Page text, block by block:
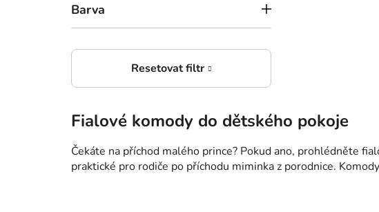
Barva
Fialové komody do dětského pokoje
Čekáte na příchod malého prince? Pokud ano, prohlédněte
praktické pro rodiče po příchodu miminka z porodnice.